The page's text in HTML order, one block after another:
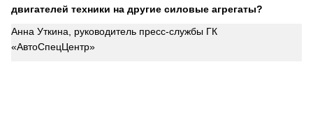
двигателей техники на другие силовые агрегаты?
Анна Уткина, руководитель пресс-службы ГК
«АвтоСпецЦентр»